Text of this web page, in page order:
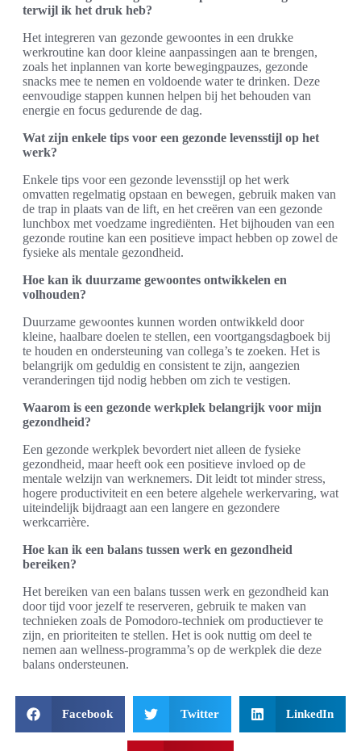
terwijl ik het druk heb?
Het integreren van gezonde gewoontes in een drukke
werkroutine kan door kleine aanpassingen aan te brengen,
zoals het inplannen van korte bewegingpauzes, gezonde
snacks mee te nemen en voldoende water te drinken. Deze
eenvoudige stappen kunnen helpen bij het behouden van
energie en focus gedurende de dag.
Wat zijn enkele tips voor een gezonde levensstijl op het
werk?
Enkele tips voor een gezonde levensstijl op het werk
omvatten regelmatig opstaan en bewegen, gebruik maken van
de trap in plaats van de lift, en het creëren van een gezonde
lunchbox met voedzame ingrediënten. Het bijhouden van een
gezonde routine kan een positieve impact hebben op zowel de
fysieke als mentale gezondheid.
Hoe kan ik duurzame gewoontes ontwikkelen en
volhouden?
Duurzame gewoontes kunnen worden ontwikkeld door
kleine, haalbare doelen te stellen, een voortgangsdagboek bij
te houden en ondersteuning van collega’s te zoeken. Het is
belangrijk om geduldig en consistent te zijn, aangezien
veranderingen tijd nodig hebben om zich te vestigen.
Waarom is een gezonde werkplek belangrijk voor mijn
gezondheid?
Een gezonde werkplek bevordert niet alleen de fysieke
gezondheid, maar heeft ook een positieve invloed op de
mentale welzijn van werknemers. Dit leidt tot minder stress,
hogere productiviteit en een betere algehele werkervaring, wat
uiteindelijk bijdraagt aan een langere en gezondere
werkcarrière.
Hoe kan ik een balans tussen werk en gezondheid
bereiken?
Het bereiken van een balans tussen werk en gezondheid kan
door tijd voor jezelf te reserveren, gebruik te maken van
technieken zoals de Pomodoro-techniek om productiever te
zijn, en prioriteiten te stellen. Het is ook nuttig om deel te
nemen aan wellness-programma’s op de werkplek die deze
balans ondersteunen.
Facebook Twitter LinkedIn